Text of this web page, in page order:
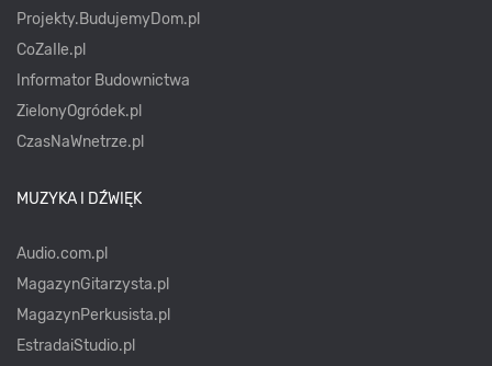
Projekty.BudujemyDom.pl
CoZaIle.pl
Informator Budownictwa
ZielonyOgródek.pl
CzasNaWnetrze.pl
MUZYKA I DŹWIĘK
Audio.com.pl
MagazynGitarzysta.pl
MagazynPerkusista.pl
EstradaiStudio.pl